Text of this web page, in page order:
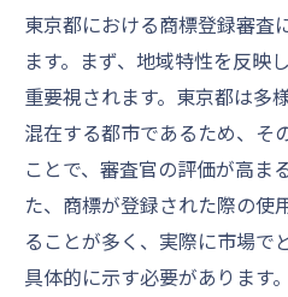
東京都における商標登録審査
ます。まず、地域特性を反映
重要視されます。東京都は多
混在する都市であるため、そ
ことで、審査官の評価が高ま
た、商標が登録された際の使
ることが多く、実際に市場で
具体的に示す必要があります